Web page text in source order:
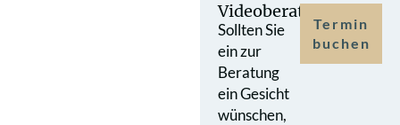
Videoberatung
Sollten Sie
ein zur
Beratung
ein Gesicht
wünschen,
Termin
buchen